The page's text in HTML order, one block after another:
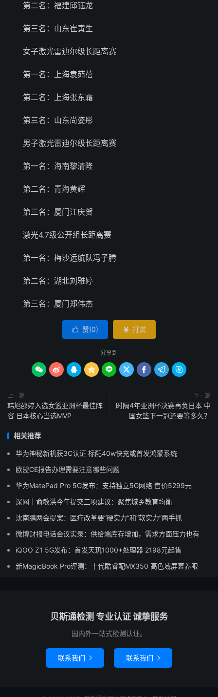
第二名：福建邱钰龙
第三名：山东崔寅生
女子激光雷迪尔级长距离赛
第一名：上海袁茹蓓
第二名：上海张东霜
第三名：山东尚姿彤
男子激光雷迪尔级长距离赛
第一名：海南黎清隆
第二名：青海黄辉
第三名：厦门江庆贺
激光4.7级公开组长距离赛
第一名：梅沙远航队冯子腾
第二名：湖北刘雅婷
第三名：厦门郑伟杰
 赞(0)  打赏
分享到
        
上一篇
韩旭邵婷入选女篮亚洲杯最佳阵
容 日本核心当选MVP
下一篇
时隔4年亚洲杯决赛再负日本 中
国女篮下一冠还要等多久？
相关推荐
华为神秘新机获3C认证 标配40w快充或首发鸿蒙系统
欧盟CE报告办理需要注意哪些问题
华为MatePad Pro 5G发布：支持独立5G网络 售价5299元
深网｜俞敏洪今年提交三项建议：聚焦城乡教育均衡
沈南鹏两会提案：医疗改革要“硬实力”和“软实力”两手抓
微博财报电话会议实录：供给端库存增加，需求方面压力也有
iQOO Z1 5G发布：首发天玑1000+处理器 2198元起售
新MagicBook Pro评测：十代酷睿配MX350 高色域屏幕养眼
贝斯通检测 专业认证 诚挚服务
国内外一站式检测认证。
联系我们  联系我们 